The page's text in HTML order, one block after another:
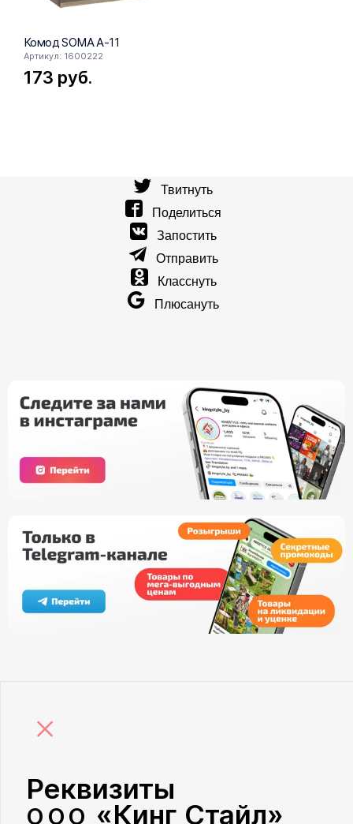
Комод SOMA A-11
Артикул: 1600222
173 руб.
Твитнуть
Поделиться
Запостить
Отправить
Класснуть
Плюсануть
×
Реквизиты
ООО «Кинг Стайл»